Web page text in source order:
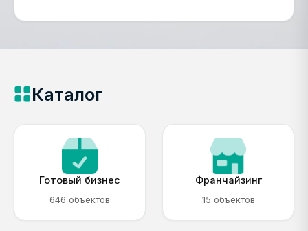
Каталог
Готовый бизнес
646 объектов
Франчайзинг
15 объектов